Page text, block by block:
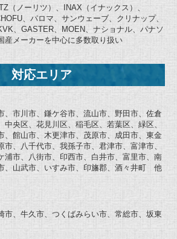
（ノーリツ）、INAX（イナックス）、
、パロマ、サンウェーブ、クリナップ、
、GASTER、MOEN、ナショナル、パナソ
産メーカーを中心に多数取り扱い
対応エリア
、市川市、鎌ケ谷市、流山市、野田市、佐倉
央区、花見川区、稲毛区、若葉区、緑区、
、館山市、木更津市、茂原市、成田市、東金
、八千代市、我孫子市、君津市、富津市、
浦市、八街市、印西市、白井市、富里市、南
、山武市、いすみ市、印旛郡、酒々井町 他
市、牛久市、つくばみらい市、常総市、坂東